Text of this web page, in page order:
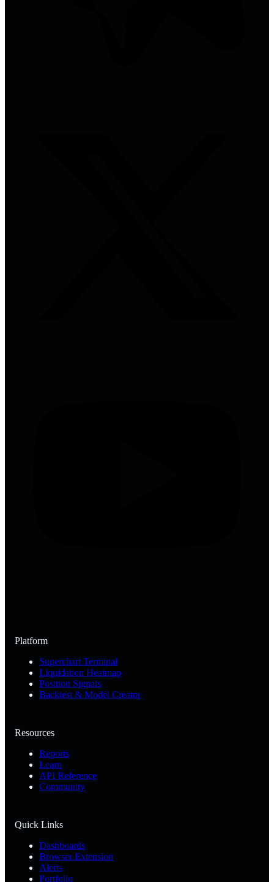
Platform
Superchart Terminal
Liquidation Heatmap
Position Signals
Backtest & Model Creator
Resources
Reports
Learn
API Reference
Community
Quick Links
Dashboards
Browser Extension
Alerts
Portfolio